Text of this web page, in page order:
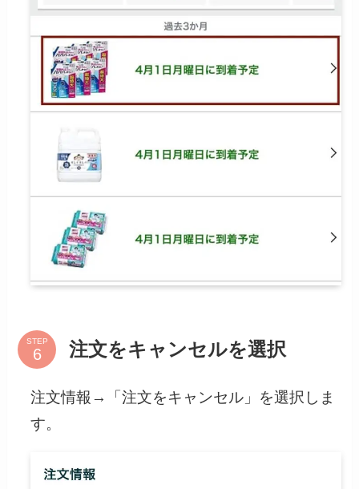
STEP 注文をキャンセルを選択
注文情報→「注文をキャンセル」を選択しま
す。